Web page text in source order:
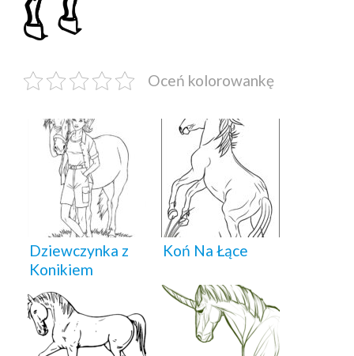
Oceń kolorowankę
Dziewczynka z
Konikiem
Koń Na Łące